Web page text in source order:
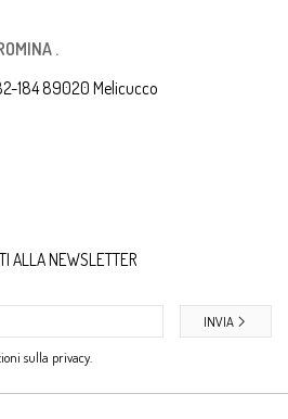
.
184 89020 Melicucco
ALLA NEWSLETTER
sulla privacy.
INVIA